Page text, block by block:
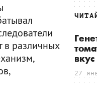
27
в различных